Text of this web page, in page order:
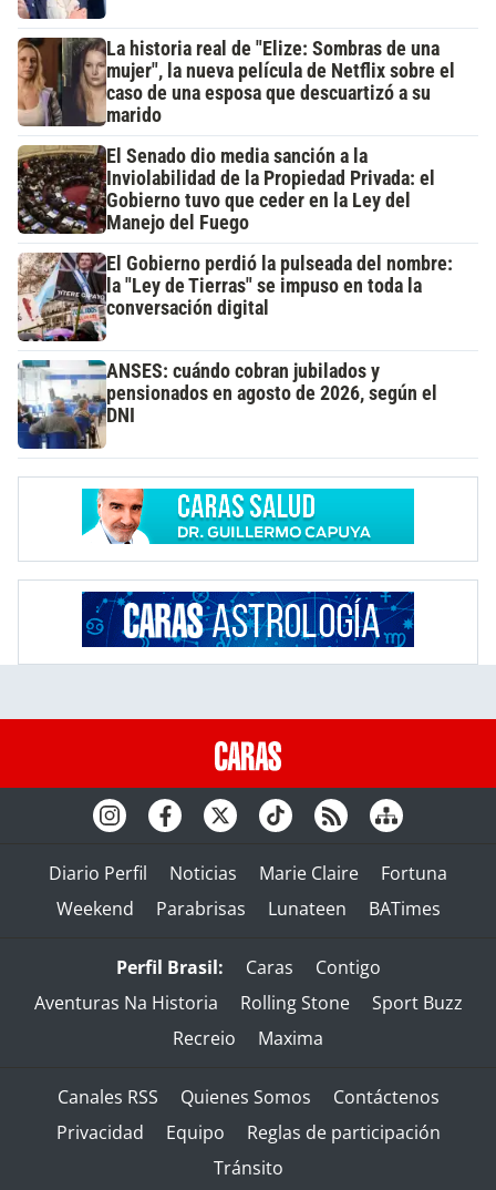
La historia real de "Elize: Sombras de una
mujer", la nueva película de Netflix sobre el
caso de una esposa que descuartizó a su
marido
El Senado dio media sanción a la
Inviolabilidad de la Propiedad Privada: el
Gobierno tuvo que ceder en la Ley del
Manejo del Fuego
El Gobierno perdió la pulseada del nombre:
la "Ley de Tierras" se impuso en toda la
conversación digital
ANSES: cuándo cobran jubilados y
pensionados en agosto de 2026, según el
DNI
Diario Perfil Noticias Marie Claire
Fortuna
Weekend
Parabrisas Lunateen BATimes
Perfil Brasil: Caras
Contigo
Aventuras Na Historia
Rolling Stone
Sport Buzz
Recreio
Maxima
Canales RSS Quienes Somos
Contáctenos
Privacidad
Equipo
Reglas de participación
Tránsito